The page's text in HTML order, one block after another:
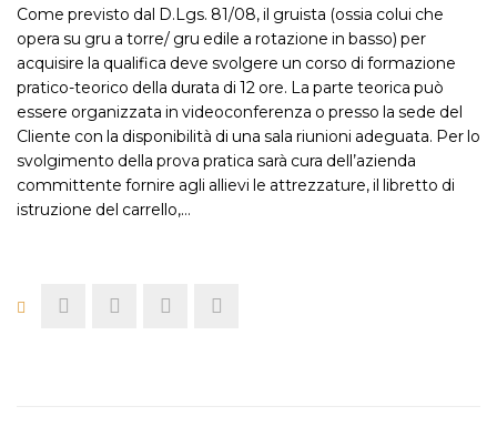
Come previsto dal D.Lgs. 81/08, il gruista (ossia colui che
opera su gru a torre/ gru edile a rotazione in basso) per
acquisire la qualifica deve svolgere un corso di formazione
pratico-teorico della durata di 12 ore. La parte teorica può
essere organizzata in videoconferenza o presso la sede del
Cliente con la disponibilità di una sala riunioni adeguata. Per lo
svolgimento della prova pratica sarà cura dell’azienda
committente fornire agli allievi le attrezzature, il libretto di
istruzione del carrello,…